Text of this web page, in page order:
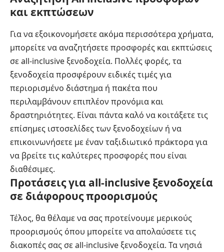
και εκπτώσεων
Για να εξοικονομήσετε ακόμα περισσότερα χρήματα,
μπορείτε να αναζητήσετε προσφορές και εκπτώσεις
σε all-inclusive ξενοδοχεία. Πολλές φορές, τα
ξενοδοχεία προσφέρουν ειδικές τιμές για
περιορισμένο διάστημα ή πακέτα που
περιλαμβάνουν επιπλέον προνόμια και
δραστηριότητες. Είναι πάντα καλό να κοιτάξετε τις
επίσημες ιστοσελίδες των ξενοδοχείων ή να
επικοινωνήσετε με έναν ταξιδιωτικό πράκτορα για
να βρείτε τις καλύτερες προσφορές που είναι
διαθέσιμες.
Προτάσεις για all-inclusive ξενοδοχεία
σε διάφορους προορισμούς
Τέλος, θα θέλαμε να σας προτείνουμε μερικούς
προορισμούς όπου μπορείτε να απολαύσετε τις
διακοπές σας σε all-inclusive ξενοδοχεία. Τα νησιά